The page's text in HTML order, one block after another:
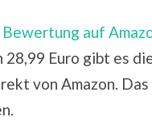
auf
28,99 Euro gibt es
von Amazon.